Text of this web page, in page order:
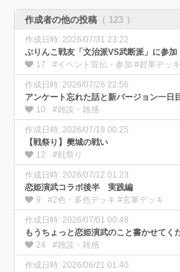
作成者の他の投稿 （ 123 ）
作成日時: 2026/07/31 23:22
ぶりんこ戦友「文治派VS武断派」に参
17
#イベント宣伝・参加 #碧軍デッキ
作成日時: 2026/07/26 22:56
アンケート忘れた話と新バージョン一日目
10
#雑談・雑感
作成日時: 2026/07/19 00:25
【戦祭り】樊城の戦い
12
#戦祭り
作成日時: 2026/07/12 01:23
恋姫演武コラボ後半 実践編
9
#2色・多色デッキ #玄軍デッキ
作成日時: 2026/07/01 00:48
もうちょっと恋姫演武のこと書かせてく
24
#雑談・雑感
作成日時: 2026/06/21 01:40